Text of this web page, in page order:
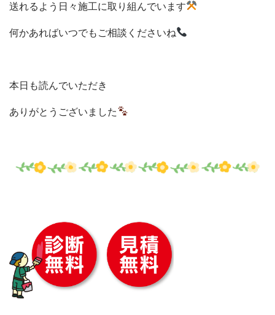
送れるよう日々施工に取り組んでいます
何かあればいつでもご相談くださいね
本日も読んでいただき
ありがとうございました